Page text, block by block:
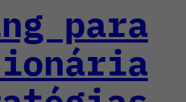
para